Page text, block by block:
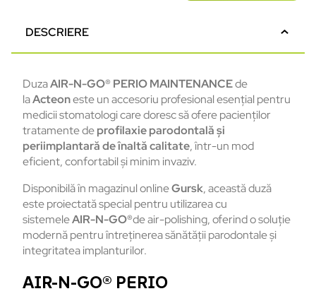
DESCRIERE
DuzaAIR-N-GO® PERIO MAINTENANCEde
laActeoneste un accesoriu profesional esențial pentru
medicii stomatologi care doresc să ofere pacienților
tratamente deprofilaxie parodontală și
periimplantară de înaltă calitate, într-un mod
eficient, confortabil și minim invaziv.
Disponibilă în magazinul onlineGursk, această duză
este proiectată special pentru utilizarea cu
sistemeleAIR-N-GO®de air-polishing, oferind o soluție
modernă pentru întreținerea sănătății parodontale și
integritatea implanturilor.
AIR-N-GO® PERIO